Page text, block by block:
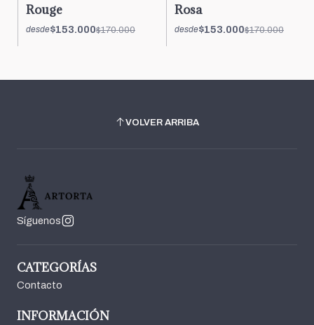
Rouge
desde$153.000$170.000
Rosa
desde$153.000$170.000
VOLVER ARRIBA
Síguenos
CATEGORÍAS
Contacto
INFORMACIÓN